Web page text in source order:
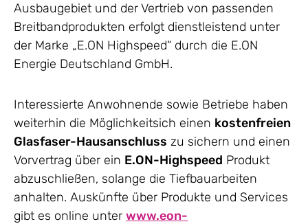
Ausbaugebiet und der Vertrieb von passenden
Breitbandprodukten erfolgt dienstleistend unter
der Marke „E.ON Highspeed“ durch die E.ON
Energie Deutschland GmbH.
Interessierte Anwohnende sowie Betriebe haben
weiterhin die Möglichkeitsich einen kostenfreien
Glasfaser-Hausanschluss zu sichern und einen
Vorvertrag über ein E.ON-Highspeed Produkt
abzuschließen, solange die Tiefbauarbeiten
anhalten. Auskünfte über Produkte und Services
gibt es online unter www.eon-